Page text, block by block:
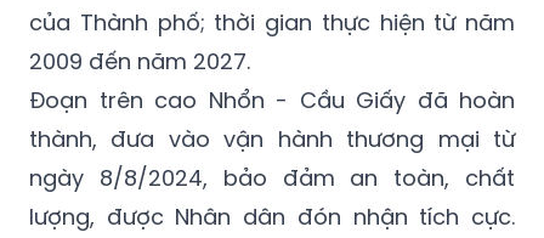
của Thành phố; thời gian thực hiện từ năm
2009 đến năm 2027.
Đoạn trên cao Nhổn - Cầu Giấy đã hoàn
thành, đưa vào vận hành thương mại từ
ngày 8/8/2024, bảo đảm an toàn, chất
lượng, được Nhân dân đón nhận tích cực.